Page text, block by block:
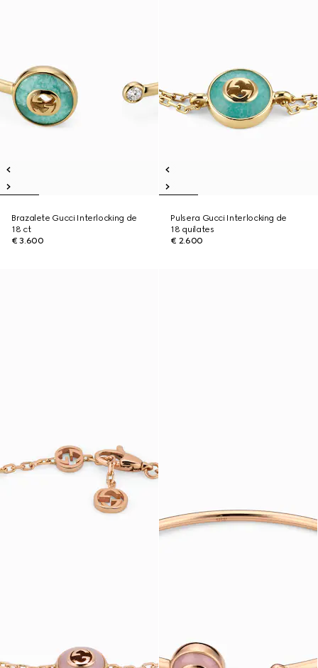
Brazalete Gucci Interlocking de
18 ct
€ 3.600
Pulsera Gucci Interlocking de
18 quilates
€ 2.600